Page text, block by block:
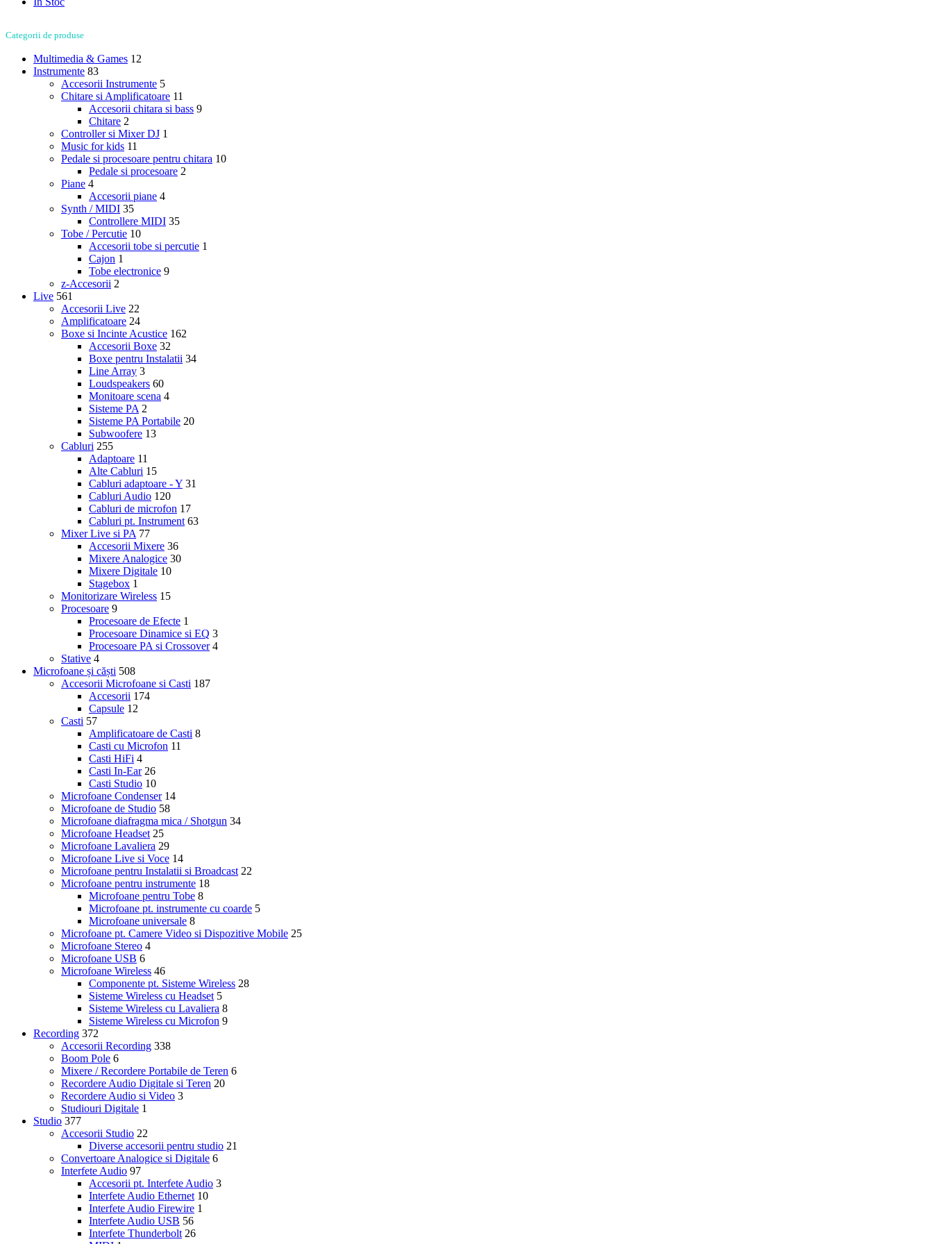
Categorii de produse
Multimedia & Games 12
Instrumente 83
Accesorii Instrumente 5
Chitare si Amplificatoare 11
Accesorii chitara si bass 9
Chitare 2
Controller si Mixer DJ 1
Music for kids 11
Pedale si procesoare pentru chitara 10
Pedale si procesoare 2
Piane 4
Accesorii piane 4
Synth / MIDI 35
Controllere MIDI 35
Tobe / Percutie 10
Accesorii tobe si percutie 1
Cajon 1
Tobe electronice 9
z-Accesorii 2
Live 561
Accesorii Live 22
Amplificatoare 24
Boxe si Incinte Acustice 162
Accesorii Boxe 32
Boxe pentru Instalatii 34
Line Array 3
Loudspeakers 60
Monitoare scena 4
Sisteme PA 2
Sisteme PA Portabile 20
Subwoofere 13
Cabluri 255
Adaptoare 11
Alte Cabluri 15
Cabluri adaptoare - Y 31
Cabluri Audio 120
Cabluri de microfon 17
Cabluri pt. Instrument 63
Mixer Live si PA 77
Accesorii Mixere 36
Mixere Analogice 30
Mixere Digitale 10
Stagebox 1
Monitorizare Wireless 15
Procesoare 9
Procesoare de Efecte 1
Procesoare Dinamice si EQ 3
Procesoare PA si Crossover 4
Stative 4
Microfoane și căști 508
Accesorii Microfoane si Casti 187
Accesorii 174
Capsule 12
Casti 57
Amplificatoare de Casti 8
Casti cu Microfon 11
Casti HiFi 4
Casti In-Ear 26
Casti Studio 10
Microfoane Condenser 14
Microfoane de Studio 58
Microfoane diafragma mica / Shotgun 34
Microfoane Headset 25
Microfoane Lavaliera 29
Microfoane Live si Voce 14
Microfoane pentru Instalatii si Broadcast 22
Microfoane pentru instrumente 18
Microfoane pentru Tobe 8
Microfoane pt. instrumente cu coarde 5
Microfoane universale 8
Microfoane pt. Camere Video si Dispozitive Mobile 25
Microfoane Stereo 4
Microfoane USB 6
Microfoane Wireless 46
Componente pt. Sisteme Wireless 28
Sisteme Wireless cu Headset 5
Sisteme Wireless cu Lavaliera 8
Sisteme Wireless cu Microfon 9
Recording 372
Accesorii Recording 338
Boom Pole 6
Mixere / Recordere Portabile de Teren 6
Recordere Audio Digitale si Teren 20
Recordere Audio si Video 3
Studiouri Digitale 1
Studio 377
Accesorii Studio 22
Diverse accesorii pentru studio 21
Convertoare Analogice si Digitale 6
Interfete Audio 97
Accesorii pt. Interfete Audio 3
Interfete Audio Ethernet 10
Interfete Audio Firewire 1
Interfete Audio USB 56
Interfete Thunderbolt 26